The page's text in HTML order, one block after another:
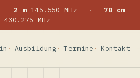
— 2 m145.550 MHz ·
70 cm
430.275 MHz
Ausbildung Termine Kontakt